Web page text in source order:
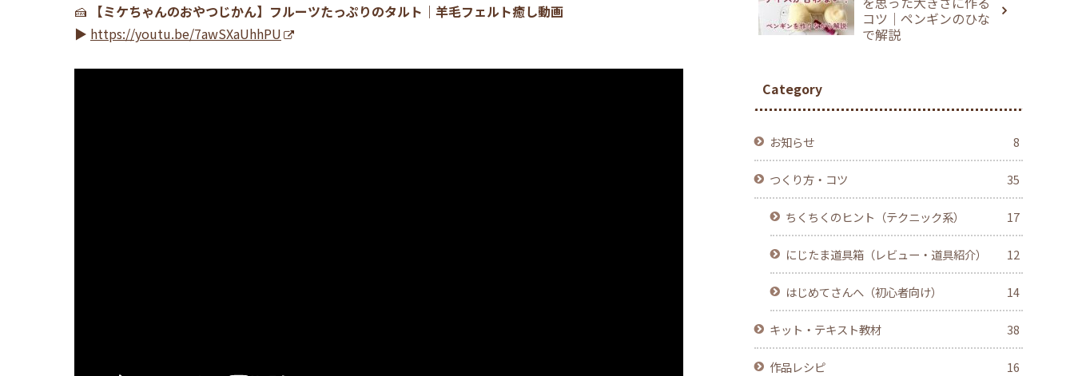
🍰
【ミケちゃんのおやつじかん】フルーツたっぷりのタルト｜羊毛フェルト癒し動画
▶︎ https://youtu.be/7awSXaUhhPU
コツ｜ペンギンのひな
で解説
Category
お知らせ 8
つくり方・コツ 35
ちくちくのヒント（テクニック系） 17
にじたま道具箱（レビュー・道具紹介） 12
はじめてさんへ（初心者向け） 14
キット・テキスト教材 38
作品レシピ 16